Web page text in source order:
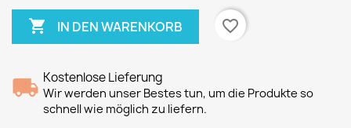
 IN DEN WARENKORB favorite_border
Kostenlose Lieferung
Wir werden unser Bestes tun, um die Produkte so
schnell wie möglich zu liefern.